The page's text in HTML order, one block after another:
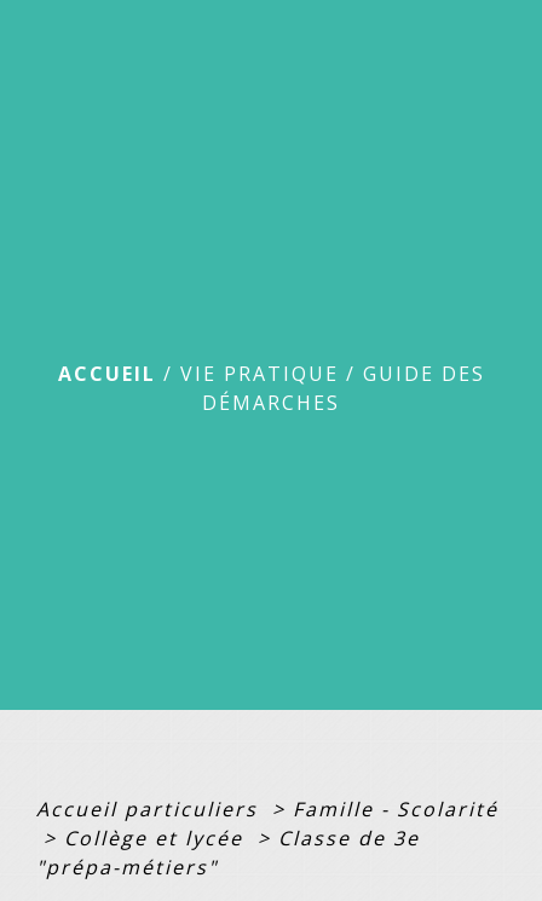
ACCUEIL / VIE PRATIQUE / GUIDE DES
DÉMARCHES
Accueil particuliers > Famille - Scolarité
> Collège et lycée > Classe de 3e
"prépa-métiers"